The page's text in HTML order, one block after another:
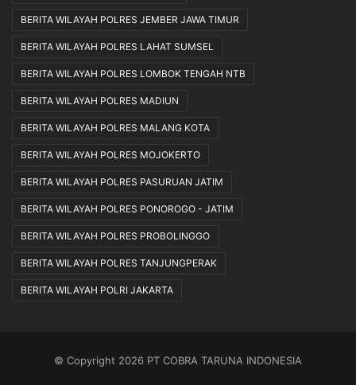
BERITA WILAYAH POLRES JEMBER JAWA TIMUR
BERITA WILAYAH POLRES LAHAT SUMSEL
BERITA WILAYAH POLRES LOMBOK TENGAH NTB
BERITA WILAYAH POLRES MADIUN
BERITA WILAYAH POLRES MALANG KOTA
BERITA WILAYAH POLRES MOJOKERTO
BERITA WILAYAH POLRES PASURUAN JATIM
BERITA WILAYAH POLRES PONOROGO - JATIM
BERITA WILAYAH POLRES PROBOLINGGO
BERITA WILAYAH POLRES TANJUNGPERAK
BERITA WILAYAH POLRI JAKARTA
© Copyright 2026 PT COBRA TARUNA INDONESIA